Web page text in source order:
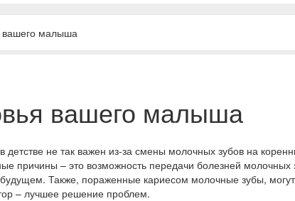
вашего малыша
вашего малыша
не так важен из-за смены молочных зубов на
причины – это возможность передачи болезней
Также, пораженные кариесом молочные зубы, могут
– лучшее решение проблем.